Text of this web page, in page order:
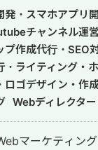
発・スマホアプリ
チャンネル運
プ作成代行・SEO
・ライティング・
ロゴデザイン・作
制作・構築・運用
Webディレクター
マーケティン